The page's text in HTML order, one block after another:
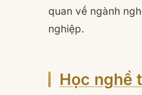
quan về ngành
nghiệp.
Học nghề